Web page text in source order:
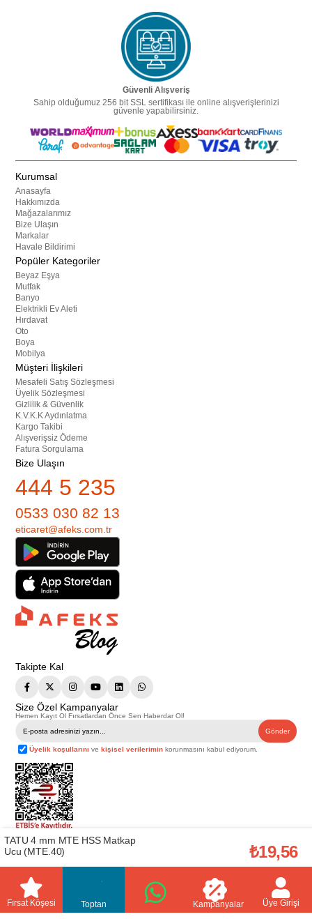
Güvenli Alışveriş
Sahip olduğumuz 256 bit SSL sertifikası ile online alışverişlerinizi
güvenle yapabilirsiniz.
Kurumsal
Anasayfa
Hakkımızda
Mağazalarımız
Bize Ulaşın
Markalar
Havale Bildirimi
Popüler Kategoriler
Beyaz Eşya
Mutfak
Banyo
Elektrikli Ev Aleti
Hırdavat
Oto
Boya
Mobilya
Müşteri İlişkileri
Mesafeli Satış Sözleşmesi
Üyelik Sözleşmesi
Gizlilik & Güvenlik
K.V.K.K Aydınlatma
Kargo Takibi
Alışverişsiz Ödeme
Fatura Sorgulama
Bize Ulaşın
444 5 235
0533 030 82 13
eticaret@afeks.com.tr
Takipte Kal
Size Özel Kampanyalar
Hemen Kayıt Ol Fırsatlardan Önce Sen Haberdar Ol!
Gönder
Üyelik koşullarını vekişisel verilerimin korunmasını kabul ediyorum.
Telif Hakkı © 2026Afeks Yapı Market
. Tüm hakları saklıdır.
Bu web sitesindeki tüm ürünler ticari amaçlıdır. Web sitemizde yer alan
görsel ve yazılı içerikler firmamıza ait olup, firmamızın yazılı izni alınmadan
başka yerlerde kullanılamaz. İçeriklerin izin alınmadan kopyalanması ve
kullanılması 5846 sayılı Fikir ve Sanat Eserleri Yasasına göre suçtur.
Fırsat Köşesi Toptan Kampanyalar Üye Girişi
TATU 4 mm MTE HSS Matkap
Ucu (MTE.40)
₺19,56